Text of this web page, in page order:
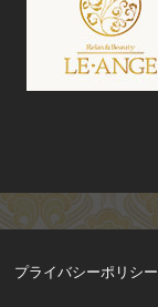
プライバシーポリシー